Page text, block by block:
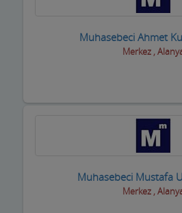
Muhasebeci Ahmet
Merkez ,
Muhasebeci Mustafa
Merkez ,